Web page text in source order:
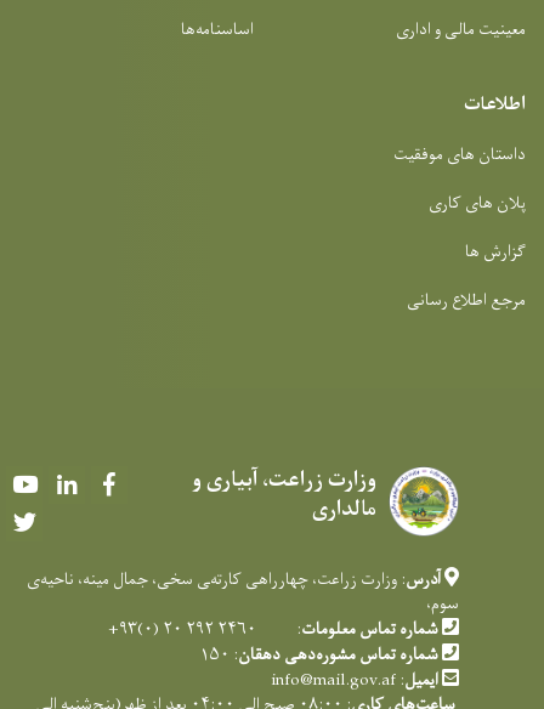
معینیت مالی و اداری
اساسنامه‌ها
اطلاعات
داستان های موفقیت
پلان های کاری
گزارش ها
مرجع اطلاع رسانی
وزارت زراعت، آبیاری و
مالداری
YoutubeLinkedIn
آدرس: وزارت زراعت، چهارراهی کارته‌‍ی سخی، جمال مینه، ناحیه‌ی
سوم،
شماره تماس معلومات: ۲۴۶۰ ۲۹۲ ۲۰ (۰)۹۳+
شماره تماس مشوره‌دهی دهقان: ۱۵۰
ایمیل:
info@mail.gov.af